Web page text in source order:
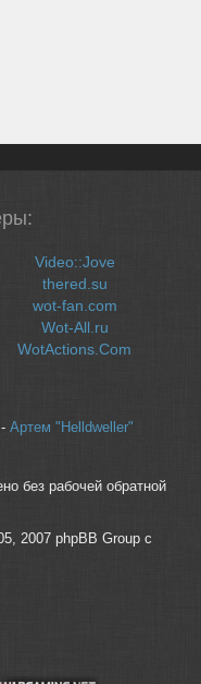
Video::Jove
thered.su
wot-fan.com
Wot-All.ru
WotActions.Com
Артем "Helldweller"
без рабочей обратной
2007 phpBB Group с